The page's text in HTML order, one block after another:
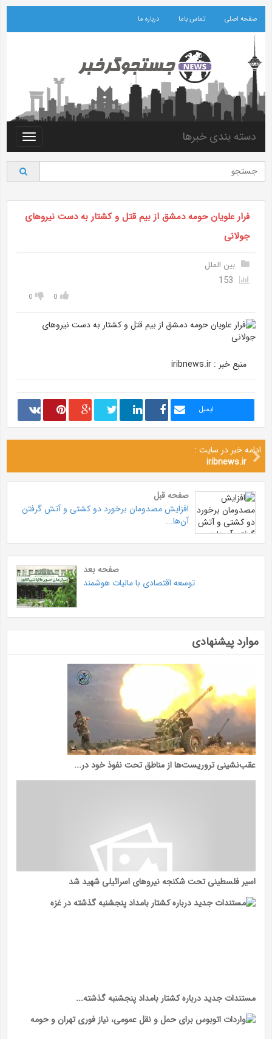
صفحه اصلی تماس باما درباره ما
Toggle
دسته بندی خبرها
فرار علویان حومه دمشق از بیم قتل و کشتار به دست نیرو‌های
جولانی
بین الملل
0
0
منبع خبر : iribnews.ir
ایمیل
ادامه خبر در سایت :
iribnews.ir
صفحه قبل
افزایش مصدومان برخورد دو کشتی و آتش گرفتن
آن‌ها...
صفحه بعد
توسعه اقتصادی با مالیات هوشمند
موارد پیشنهادی
عقب‌نشینی تروریست‌ها از مناطق تحت نفوذ خود در...
اسیر فلسطینی تحت شکنجه نیرو‌های اسرائیلی شهید شد
مستندات جدید درباره کشتار بامداد پنجشنبه گذشته...